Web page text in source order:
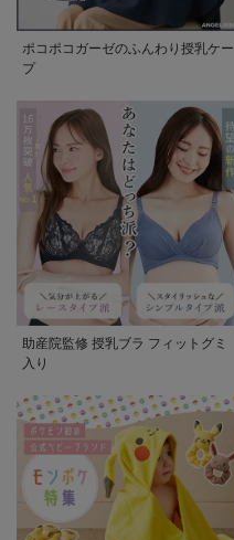
ポコポコガーゼのふんわり授乳ケー
プ
助産院監修 授乳ブラ フィットグミ
入り